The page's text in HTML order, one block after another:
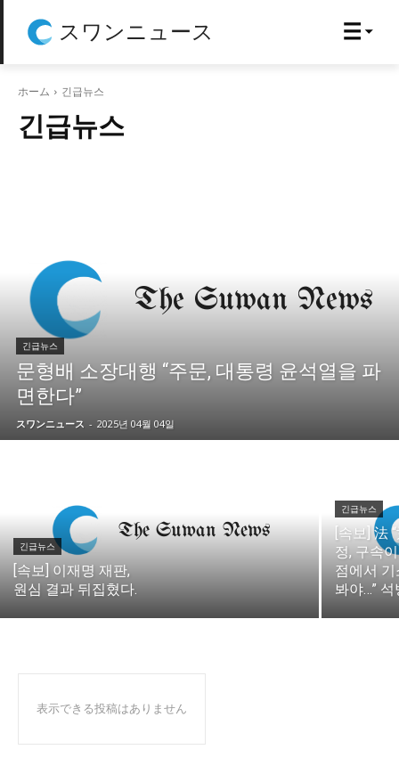
スワンニュース
ホーム 긴급뉴스
긴급뉴스
긴급뉴스
문형배 소장대행 “주문, 대통령 윤석열을 파
면한다”
スワンニュース - 2025년 04월 04일
긴급뉴스
[속보] 이재명 재판,
원심 결과 뒤집혔다.
긴급뉴스
[속보] 法
정, 구속
점에서
봐야…”
表示できる投稿はありません